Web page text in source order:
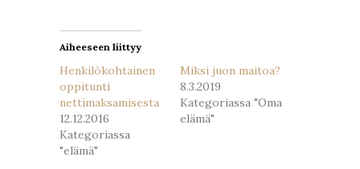
Aiheeseen liittyy
Henkilökohtainen
oppitunti
nettimaksamisesta
12.12.2016
Kategoriassa
"elämä"
Miksi juon maitoa?
8.3.2019
Kategoriassa "Oma
elämä"